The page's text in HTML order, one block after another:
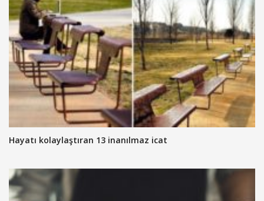
Hayatı kolaylaştıran 13 inanılmaz icat